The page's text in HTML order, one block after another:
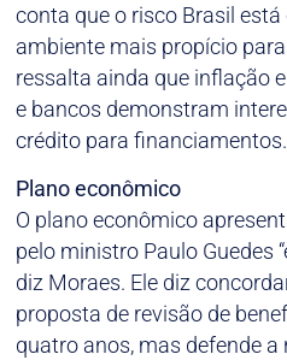
conta que o risco Brasil
ambiente mais propício
ressalta ainda que inflação
e bancos demonstram
crédito para financiamentos.
Plano econômico
O plano econômico
pelo ministro Paulo Guedes
diz Moraes. Ele diz
proposta de revisão de
quatro anos, mas defende a